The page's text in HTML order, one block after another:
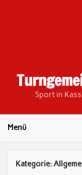
Sport in
Menü
Kategorie: